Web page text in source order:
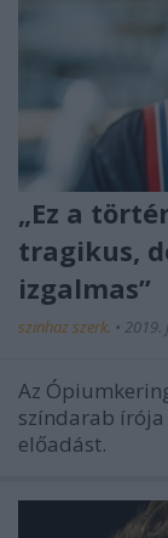
„Ez a
tragikus,
izgalmas”
szinhaz szerk. • 2019.
Az
színdarab írója
előadást.